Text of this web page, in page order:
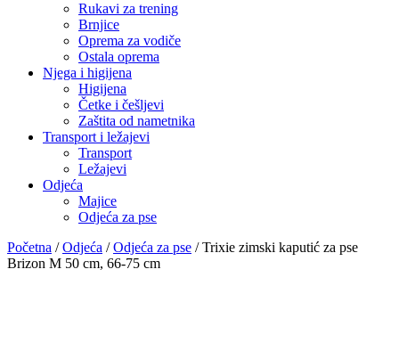
Rukavi za trening
Brnjice
Oprema za vodiče
Ostala oprema
Njega i higijena
Higijena
Četke i češljevi
Zaštita od nametnika
Transport i ležajevi
Transport
Ležajevi
Odjeća
Majice
Odjeća za pse
Početna /Odjeća /Odjeća za pse / Trixie zimski kaputić za pse
Brizon M 50 cm, 66-75 cm